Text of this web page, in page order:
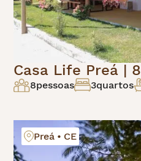
Casa Life Preá | 8
8pessoas 3quartos
Preá • CE